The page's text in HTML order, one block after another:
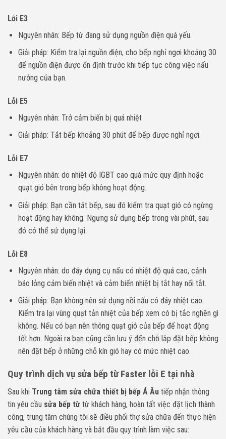
Lỗi E3
Nguyên nhân: Bếp từ đang sử dụng nguồn điện quá yếu.
Giải pháp: Kiểm tra lại nguồn điện, cho bếp nghỉ ngơi khoảng 30
để nguồn điện được ổn định trước khi tiếp tục công việc nấu
nướng của bạn.
Lỗi E5
Nguyên nhân: Trở cảm biến bị quá nhiệt
Giải pháp: Tắt bếp khoảng 30 phút để bếp được nghỉ ngơi.
Lỗi E7
Nguyên nhân: do nhiệt độ IGBT cao quá mức quy định hoặc
quạt gió bên trong bếp không hoạt động.
Giải pháp: Bạn cần tắt bếp, sau đó kiểm tra quạt gió có ngừng
hoạt động hay không. Ngưng sử dụng bếp trong vài phút, sau
đó có thể sử dụng lại.
Lỗi E8
Nguyên nhân: do đáy dụng cụ nấu có nhiệt độ quá cao, cảnh
báo lỏng cảm biến nhiệt và cảm biến nhiệt bị tắt hay nối tắt.
Giải pháp: Bạn không nên sử dụng nồi nấu có đáy nhiệt cao.
Kiểm tra lại vùng quạt tản nhiệt của bếp xem có bị tắc nghẽn gì
không. Nếu có bạn nên thông quạt gió của bếp để hoạt động
tốt hơn. Ngoài ra bạn cũng cần lưu ý đến chỗ lắp đặt bếp không
nên đặt bếp ở những chỗ kín gió hay có mức nhiệt cao.
Quy trình dịch vụ sửa bếp từ Faster lỗi E tại nhà
Sau khi Trung tâm sửa chữa thiết bị bếp Á Âu tiếp nhận thông
tin yêu cầu sửa bếp từ từ khách hàng, hoàn tất việc đặt lịch thành
công, trung tâm chúng tôi sẽ điều phối thợ sửa chữa đến thực hiện
yêu cầu của khách hàng và bắt đầu quy trình làm việc sau: